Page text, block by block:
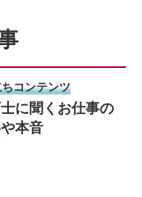
コンテンツ
に聞くお仕事の
本音